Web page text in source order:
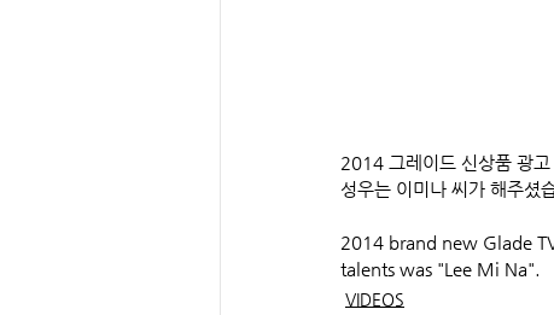
2014 그레이드 신상품 광
성우는 이미나 씨가 해주셨
2014 brand new Glade
talents was "Lee Mi Na".
VIDEOS